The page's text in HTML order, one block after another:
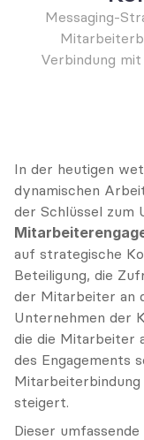
Messaging-
Verbindung
In der heutigen
dynamischen
auf strategische
Beteiligung, die
der Mitarbeiter an
Unternehmen der
die die Mitarbeiter
des Engagements
steigert.
Dieser